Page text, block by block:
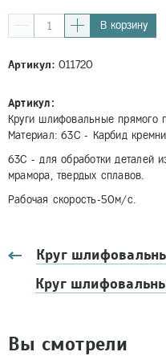
В корзину
Артикул:011720
Артикул:
Круги шлифовальные прямого
Материал: 63С - Карбид
63С - для обработки деталей
мрамора, твердых сплавов.
Рабочая скорость-50м/с.
Круг
Круг
Вы смотрели